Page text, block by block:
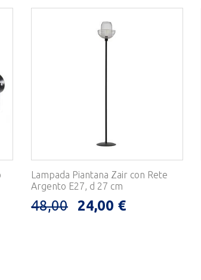
Lampada Piantana Zair con Rete
Argento E27, d 27 cm
48,00 24,00 €